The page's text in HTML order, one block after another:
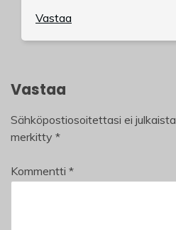
Vastaa
Vastaa
Sähköpostiosoitettasi ei julkaista.
merkitty *
Kommentti *